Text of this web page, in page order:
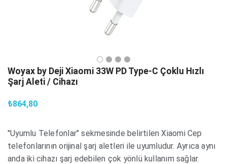
Woyax by Deji Xiaomi 33W PD Type-C Çoklu Hızlı
Şarj Aleti / Cihazı
₺864,80
"Uyumlu Telefonlar" sekmesinde belirtilen Xiaomi Cep
telefonlarının orijinal şarj aletleri ile uyumludur. Ayrıca aynı
anda iki cihazı şarj edebilen çok yönlü kullanım sağlar.